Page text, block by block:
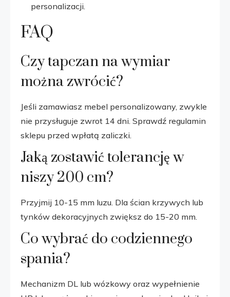
personalizacji.
FAQ
Czy tapczan na wymiar
można zwrócić?
Jeśli zamawiasz mebel personalizowany, zwykle
nie przysługuje zwrot 14 dni. Sprawdź regulamin
sklepu przed wpłatą zaliczki.
Jaką zostawić tolerancję w
niszy 200 cm?
Przyjmij 10-15 mm luzu. Dla ścian krzywych lub
tynków dekoracyjnych zwiększ do 15-20 mm.
Co wybrać do codziennego
spania?
Mechanizm DL lub wózkowy oraz wypełnienie